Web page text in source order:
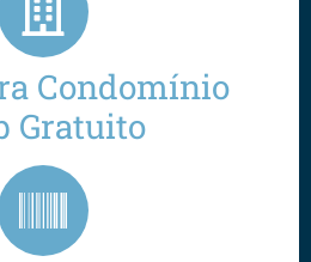
Condomínio
Gratuito